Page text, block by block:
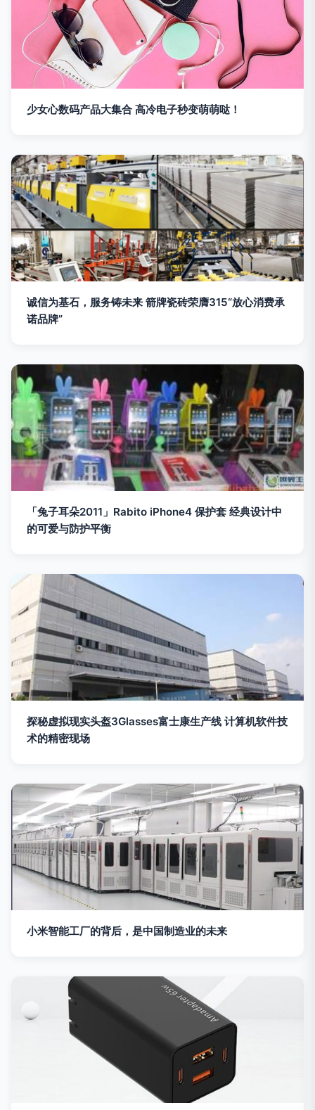
少女心数码产品大集合 高冷电子秒变萌萌哒！
诚信为基石，服务铸未来 箭牌瓷砖荣膺315“放心消费承
诺品牌”
「兔子耳朵2011」Rabito iPhone4 保护套 经典设计中
的可爱与防护平衡
探秘虚拟现实头盔3Glasses富士康生产线 计算机软件技
术的精密现场
小米智能工厂的背后，是中国制造业的未来